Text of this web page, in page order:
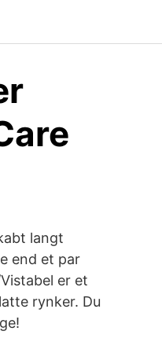
langt
end et par
er et
rynker. Du